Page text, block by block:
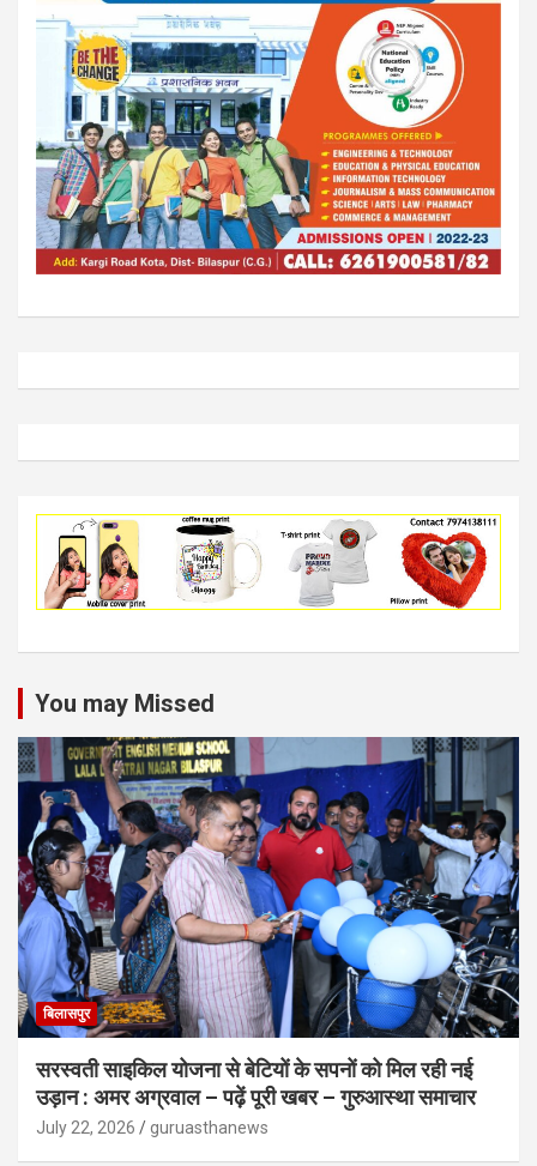
You may Missed
बिलासपुर
सरस्वती साइकिल योजना से बेटियों के सपनों को मिल रही नई
उड़ान : अमर अग्रवाल – पढ़ें पूरी खबर – गुरुआस्था समाचार
July 22, 2026 guruasthanews